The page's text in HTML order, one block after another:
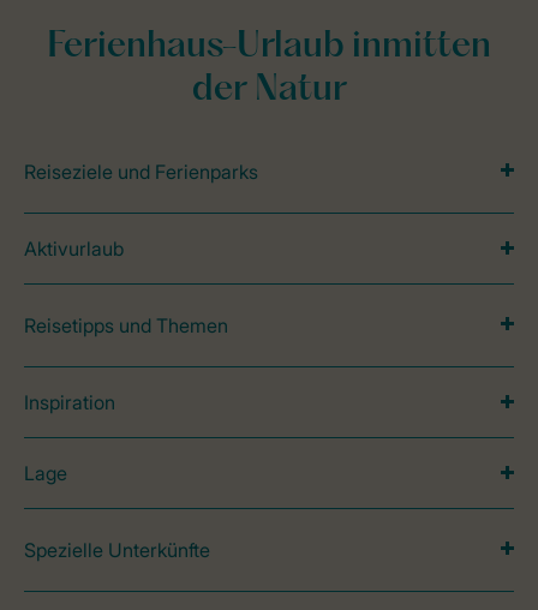
Ferienhaus-Urlaub inmitten
der Natur
Reiseziele und Ferienparks
Aktivurlaub
Reisetipps und Themen
Inspiration
Lage
Spezielle Unterkünfte